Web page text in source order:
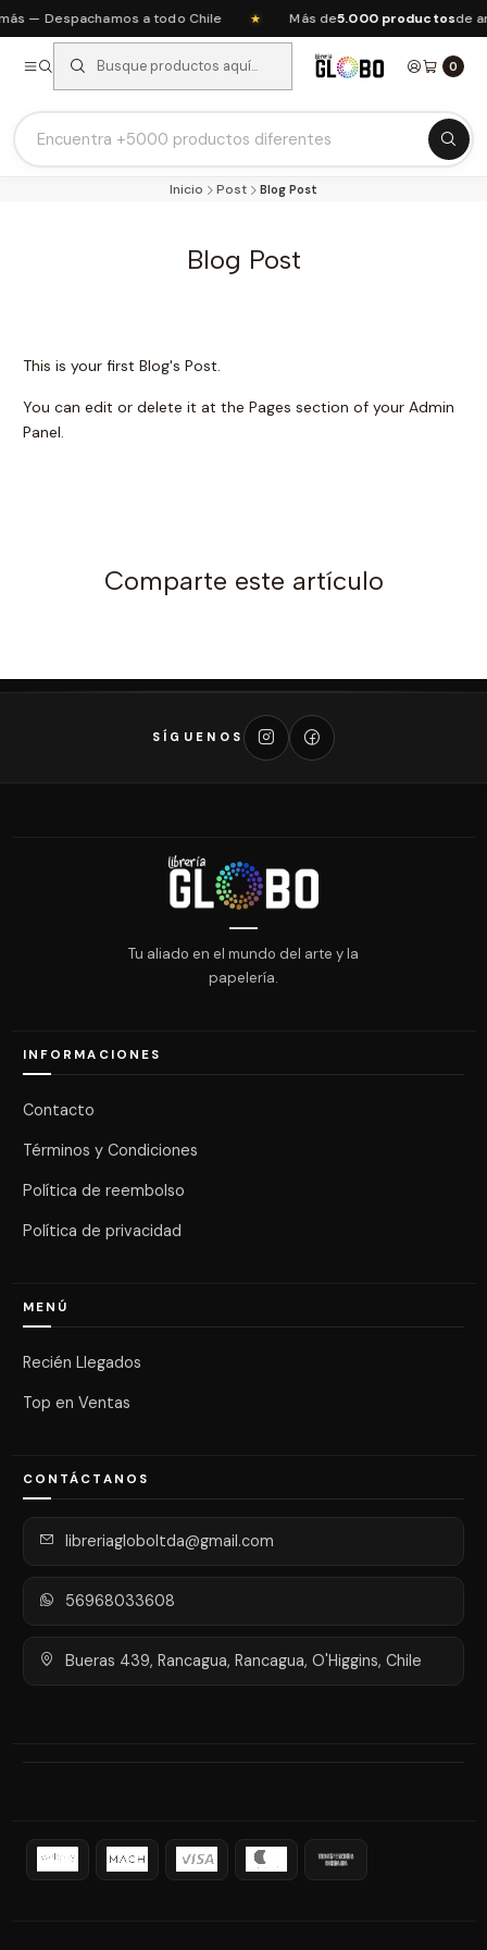
— Despachamos a todo Chile ★ Más de5.000 productosde
0
Listas Escolares 2026 ⭐
Agendas & Planners
Juguetería
Nuestras Marcas
Inicio Post Blog Post
Blog Post
This is your first Blog's Post.
You can edit or delete it at the Pages section of your Admin
Panel.
Comparte este artículo
SÍGUENOS
Tu aliado en el mundo del arte y la
papelería.
INFORMACIONES
Contacto
Términos y Condiciones
Política de reembolso
Política de privacidad
MENÚ
Recién Llegados
Top en Ventas
CONTÁCTANOS
libreriagloboltda@gmail.com
56968033608
Bueras 439, Rancagua, Rancagua, O'Higgins, Chile